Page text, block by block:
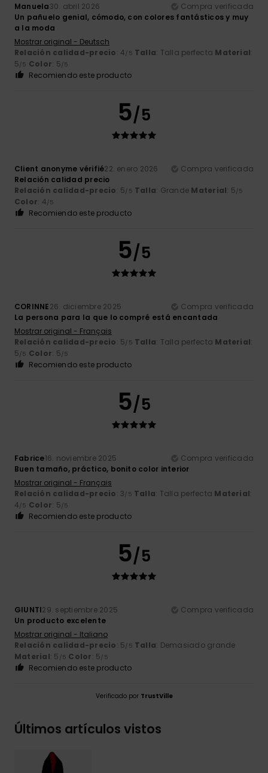
Manuela30. abril 2026
Compra verificada
Un pañuelo genial, cómodo, con colores fantásticos y muy
a la moda
Mostrar original - Deutsch
Relación calidad-precio: 4/5 Talla: Talla perfecta Material:
5/5 Color: 5/5
Recomiendo este producto
5/5
Client anonyme vérifié22. enero 2026
Compra verificada
Relación calidad precio
Relación calidad-precio: 5/5 Talla: Grande Material: 5/5
Color: 4/5
Recomiendo este producto
5/5
CORINNE26. diciembre 2025
Compra verificada
La persona para la que lo compré está encantada
Mostrar original - Français
Relación calidad-precio: 5/5 Talla: Talla perfecta Material:
5/5 Color: 5/5
Recomiendo este producto
5/5
Fabrice16. noviembre 2025
Compra verificada
Buen tamaño, práctico, bonito color interior
Mostrar original - Français
Relación calidad-precio: 3/5 Talla: Talla perfecta Material:
4/5 Color: 5/5
Recomiendo este producto
5/5
GIUNTI29. septiembre 2025
Compra verificada
Un producto excelente
Mostrar original - Italiano
Relación calidad-precio: 5/5 Talla: Demasiado grande
Material: 5 /5 Color: 5/5
Recomiendo este producto
Verificado por TrustVille
Últimos artículos vistos